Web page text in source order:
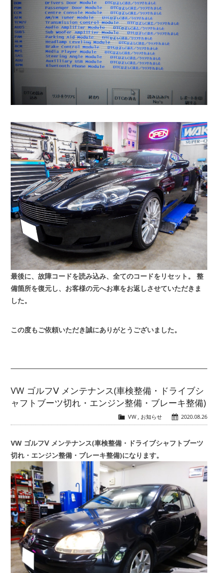
最後に、故障コードを読み込み、全てのコードをリセット。
整
備箇所を復元し、お客様の元へお車をお返しさせていただきま
した。
この度もご依頼いただき誠にありがとうございました。
VW ゴルフⅤ メンテナンス(車検整備・ドライブシ
ャフトブーツ切れ・エンジン整備・ブレーキ整備)
2020.08.26
VW, お知らせ
VW ゴルフⅤ メンテナンス(車検整備・ドライブシャフトブーツ
切れ・エンジン整備・ブレーキ整備)になります。